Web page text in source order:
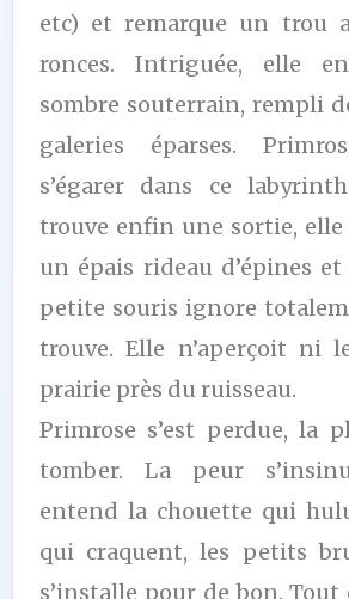
etc) et remarque un trou
ronces. Intriguée, elle
sombre souterrain, rempli
galeries éparses.
s’égarer dans ce
trouve enfin une sortie, elle
un épais rideau d’épines
petite souris ignore
trouve. Elle n’aperçoit ni
prairie près du ruisseau.
Primrose s’est perdue, la
tomber. La peur
entend la chouette qui
qui craquent, les petits
s’installe pour de bon. Tout